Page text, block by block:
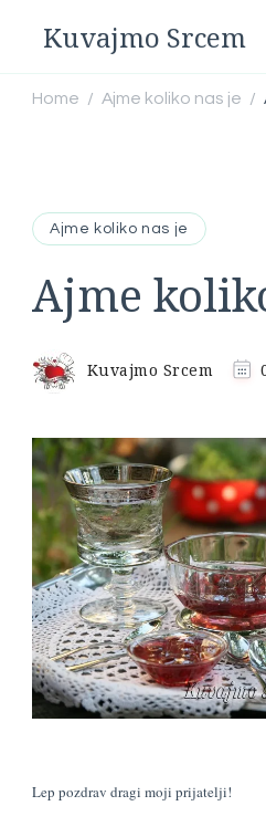
Kuvajmo Srcem
Home / Ajme koliko nas je /
Ajme koliko nas je
Ajme
Kuvajmo Srcem
Lep pozdrav dragi moji prijatelji!